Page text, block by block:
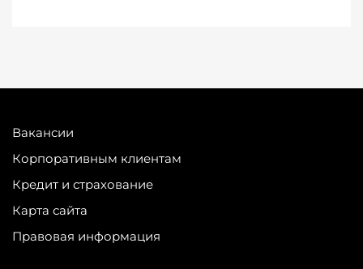
Вакансии
Корпоративным клиентам
Кредит и страхование
Карта сайта
Правовая информация